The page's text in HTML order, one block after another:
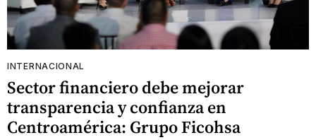
INTERNACIONAL
Sector financiero debe mejorar
transparencia y confianza en
Centroamérica: Grupo Ficohsa